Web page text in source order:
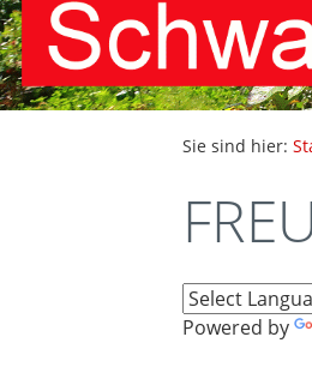
Sie sind hier:
Powered by